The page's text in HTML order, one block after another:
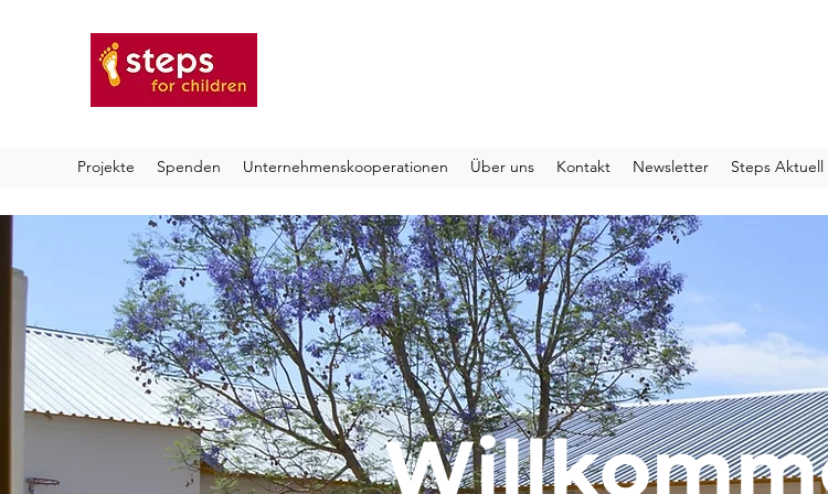
Projekte Spenden Unternehmenskooperationen Über uns Kontakt Newsletter Steps Aktuell